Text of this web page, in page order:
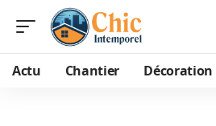
Actu Chantier Décoration